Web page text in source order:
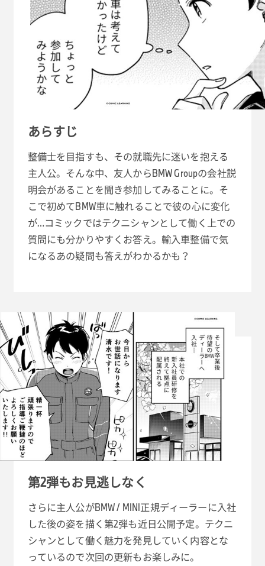
あらすじ
整備士を目指すも、その就職先に迷いを抱える
主人公。そんな中、友人からBMW Groupの会社説
明会があることを聞き参加してみることに。そ
こで初めてBMW車に触れることで彼の心に変化
が…コミックではテクニシャンとして働く上での
質問にも分かりやすくお答え。輸入車整備で気
になるあの疑問も答えがわかるかも？
第2弾もお見逃しなく
さらに主人公がBMW / MINI正規ディーラーに入社
した後の姿を描く第2弾も近日公開予定。テクニ
シャンとして働く魅力を発見していく内容とな
っているので次回の更新もお楽しみに。